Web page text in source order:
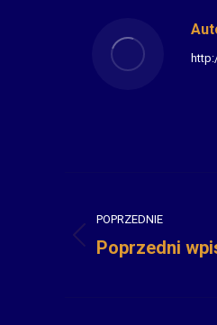
wpisów
POPRZEDNIE
Poprzedni
Poprzedni